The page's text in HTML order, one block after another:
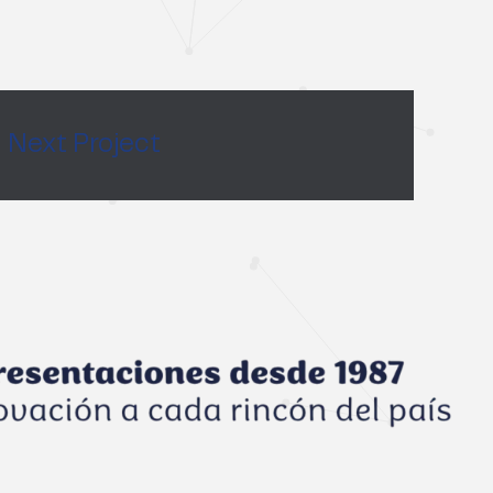
Next Project